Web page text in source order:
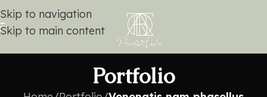
Skip to navigation
Skip to main content
Portfolio